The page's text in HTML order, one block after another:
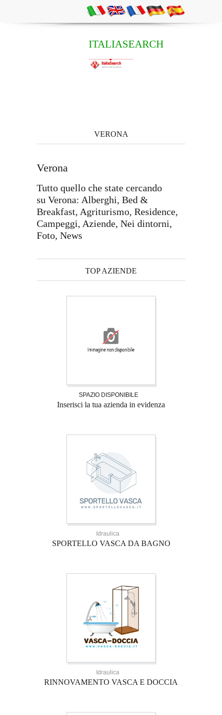
ITALIASEARCH
VERONA
Verona
Tutto quello che state cercando
su Verona: Alberghi, Bed &
Breakfast, Agriturismo, Residence,
Campeggi, Aziende, Nei dintorni,
Foto, News
TOP AZIENDE
SPAZIO DISPONIBILE
Inserisci la tua azienda in evidenza
Idraulica
SPORTELLO VASCA DA BAGNO
Idraulica
RINNOVAMENTO VASCA E DOCCIA